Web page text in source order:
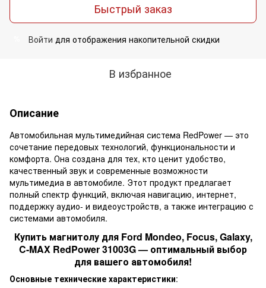
Быстрый заказ
Войти для отображения накопительной скидки
В избранное
Описание
Автомобильная мультимедийная система RedPower — это
сочетание передовых технологий, функциональности и
комфорта. Она создана для тех, кто ценит удобство,
качественный звук и современные возможности
мультимедиа в автомобиле. Этот продукт предлагает
полный спектр функций, включая навигацию, интернет,
поддержку аудио- и видеоустройств, а также интеграцию с
системами автомобиля.
Купить магнитолу для Ford Mondeo, Focus, Galaxy,
C-MAX RedPower 31003G — оптимальный выбор
для вашего автомобиля!
Основные технические характеристики: